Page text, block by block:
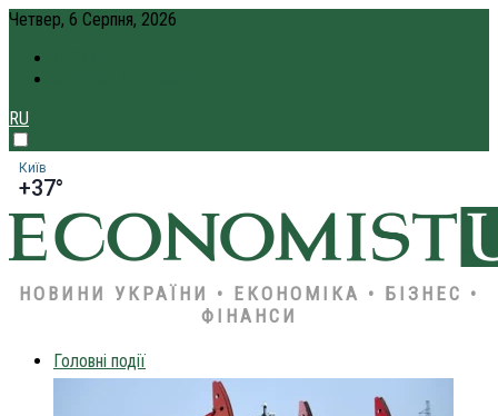
Четвер, 6 Серпня, 2026
RU
Київ
+37°
НОВИНИ УКРАЇНИ • ЕКОНОМІКА • БІЗНЕС •
ФІНАНСИ
Головні події